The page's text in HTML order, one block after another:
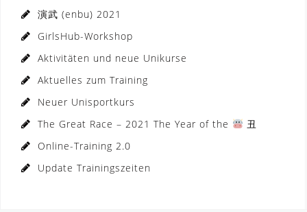
演武 (enbu) 2021
GirlsHub-Workshop
Aktivitäten und neue Unikurse
Aktuelles zum Training
Neuer Unisportkurs
The Great Race – 2021 The Year of the
丑
Online-Training 2.0
Update Trainingszeiten